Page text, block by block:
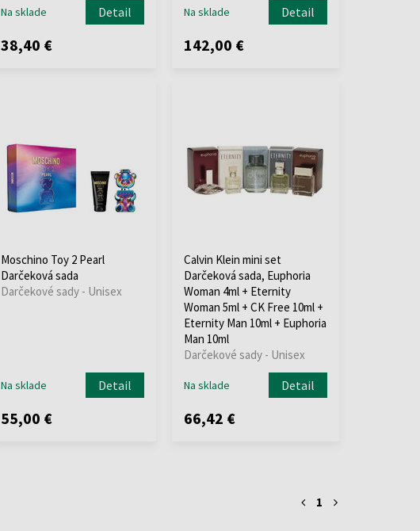
Na sklade Detail
38,40 €
Na sklade Detail
142,00 €
Moschino Toy 2 Pearl
Darčeková sada
Darčekové sady - Unisex
Na sklade Detail
55,00 €
Calvin Klein mini set
Darčeková sada, Euphoria
Woman 4ml + Eternity
Woman 5ml + CK Free 10ml +
Eternity Man 10ml + Euphoria
Man 10ml
Darčekové sady - Unisex
Na sklade Detail
66,42 €
1